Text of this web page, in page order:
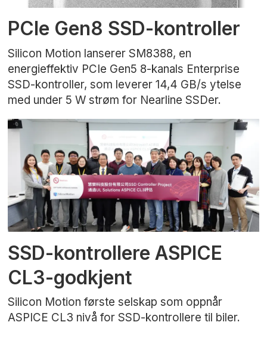
PCIe Gen8 SSD-kontroller
Silicon Motion lanserer SM8388, en
energieffektiv PCIe Gen5 8-kanals Enterprise
SSD-kontroller, som leverer 14,4 GB/s ytelse
med under 5 W strøm for Nearline SSDer.
SSD-kontrollere ASPICE
CL3-godkjent
Silicon Motion første selskap som oppnår
ASPICE CL3 nivå for SSD-kontrollere til biler.